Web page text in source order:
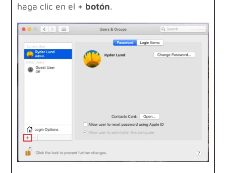
haga clic en el + botón.